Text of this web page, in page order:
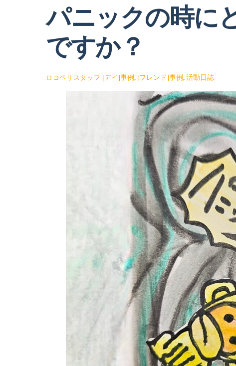
パニックの時に
ですか？
ロコペリスタッフ [デイ]事例, [フレンド]事例,活動日誌